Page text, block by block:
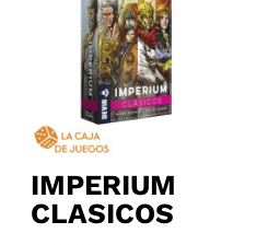
IMPERIUM
CLASICOS